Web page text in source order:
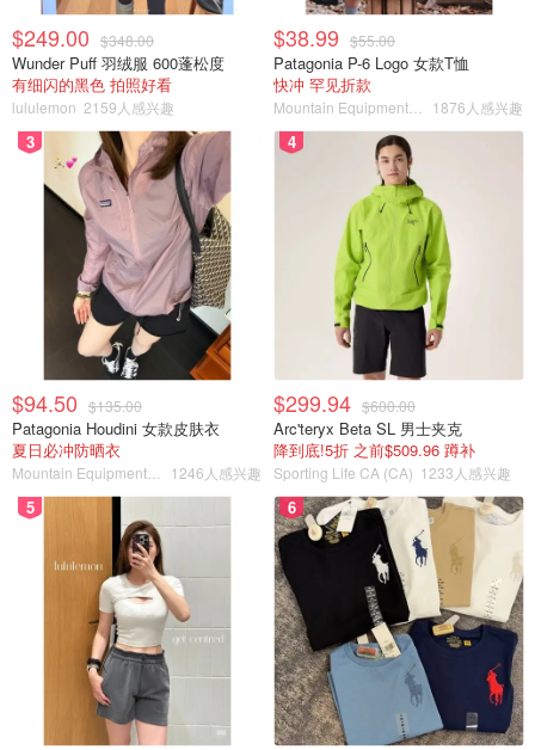
$249.00 $348.00
Wunder Puff 羽绒服 600蓬松度
有细闪的黑色 拍照好看
lululemon 2159人感兴趣
$38.99 $55.00
Patagonia P-6 Logo 女款T恤
快冲 罕见折款
1876人感兴趣
3
$94.50 $135.00
Patagonia Houdini 女款皮肤衣
夏日必冲防晒衣
1246人感兴趣
4
$299.94 $600.00
Arc'teryx Beta SL 男士夹克
降到底!5折 之前$509.96 蹲补
Sporting Life CA (CA) 1233人感兴趣
5 6